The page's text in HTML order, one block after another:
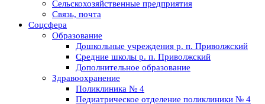
Сельскохозяйственные предприятия
Связь, почта
Соцсфера
Образование
Дошкольные учреждения р. п. Приволжский
Средние школы р. п. Приволжский
Дополнительное образование
Здравоохранение
Поликлиника № 4
Педиатрическое отделение поликлиники № 4